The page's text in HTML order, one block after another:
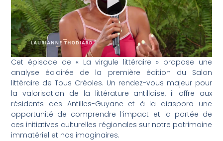
Cet épisode de « La virgule littéraire » propose une
analyse éclairée de la première édition du Salon
littéraire de Tous Créoles. Un rendez-vous majeur pour
la valorisation de la littérature antillaise, il offre aux
résidents des Antilles-Guyane et à la diaspora une
opportunité de comprendre l’impact et la portée de
ces initiatives culturelles régionales sur notre patrimoine
immatériel et nos imaginaires.